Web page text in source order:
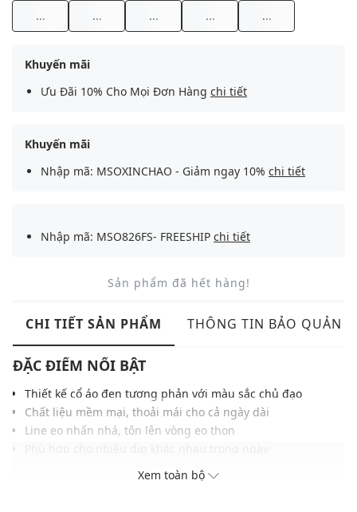
... ... ... ... ...
Khuyến mãi
Ưu Đãi 10% Cho Mọi Đơn Hàng chi tiết
Khuyến mãi
Nhập mã: MSOXINCHAO - Giảm ngay 10% chi tiết
Nhập mã: MSO826FS- FREESHIP chi tiết
Sản phẩm đã hết hàng!
CHI TIẾT SẢN PHẨM THÔNG TIN BẢO QUẢN
ĐẶC ĐIỂM NỔI BẬT
Thiết kế cổ áo đen tương phản với màu sắc chủ đạo
Chất liệu mềm mại, thoải mái cho cả ngày dài
Line eo nhấn nhá, tôn lên vòng eo thon
Màu sắc dễ phối với nhiều trang phục, phụ kiện
Xem toàn bộ